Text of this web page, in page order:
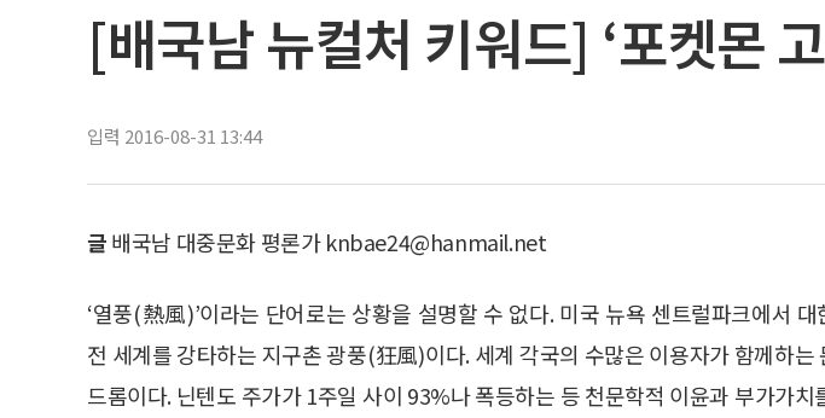
[배국남 뉴컬처 키워드] ‘포켓몬
입력 2016-08-31 13:44
글배국남 대중문화 평론가 knbae24@hanmail.net
‘열풍(熱風)’이라는 단어로는 상황을 설명할 수 없다. 미국 뉴욕 센트럴파크에서
전 세계를 강타하는 지구촌 광풍(狂風)이다. 세계 각국의 수많은 이용자가 함께하는
드롬이다. 닌텐도 주가가 1주일 사이 93%나 폭등하는 등 천문학적 이윤과 부가가치